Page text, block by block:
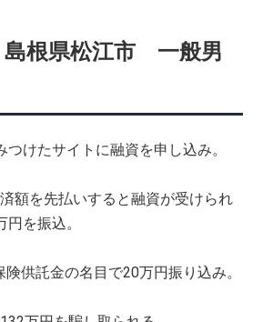
根県松江市 一般男
けたサイトに融資を申し込み。
額を先払いすると融資が受けられ
を振込。
供託金の名目で20万円振り込み。